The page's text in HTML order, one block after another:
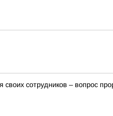
сотрудников – вопрос